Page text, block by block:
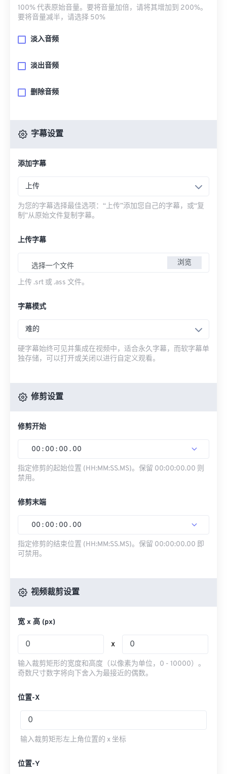
100% 代表原始音量。要将音量加倍，请将其增加到 200%。
要将音量减半，请选择 50%
淡入音频
淡出音频
删除音频
字幕设置
添加字幕
上传
为您的字幕选择最佳选项：“上传”添加您自己的字幕，或“复
制”从原始文件复制字幕。
上传字幕
选择一个文件 浏览
上传 .srt 或 .ass 文件。
字幕模式
难的
硬字幕始终可见并集成在视频中，适合永久字幕，而软字幕单
独存储，可以打开或关闭以进行自定义观看。
修剪设置
修剪开始
00 : 00 : 00 . 00
指定修剪的起始位置 (HH:MM:SS.MS)。保留 00:00:00.00 则
禁用。
修剪末端
00 : 00 : 00 . 00
指定修剪的结束位置 (HH:MM:SS.MS)。保留 00:00:00.00 即
可禁用。
视频裁剪设置
宽 x 高 (px)
x
输入裁剪矩形的宽度和高度（以像素为单位，0 - 10000）。
奇数尺寸数字将向下舍入为最接近的偶数。
位置-X
输入裁剪矩形左上角位置的 x 坐标
位置-Y